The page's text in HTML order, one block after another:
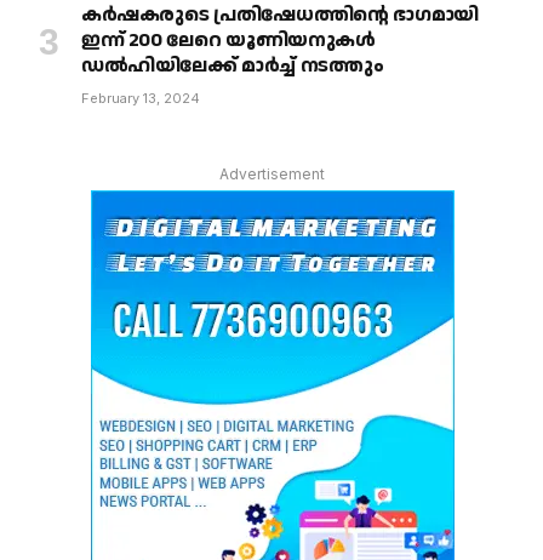
കർഷകരുടെ പ്രതിഷേധത്തിൻ്റെ ഭാഗമായി
ഇന്ന് 200 ലേറെ യൂണിയനുകൾ
ഡൽഹിയിലേക്ക് മാർച്ച് നടത്തും
February 13, 2024
Advertisement